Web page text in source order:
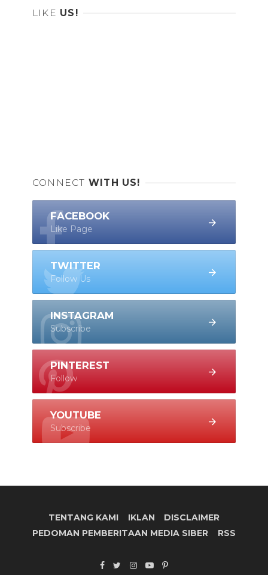
LIKE US!
CONNECT WITH US!
FACEBOOK
Like Page
TWITTER
Follow Us
INSTAGRAM
Subscribe
PINTEREST
Follow
YOUTUBE
Subscribe
TENTANG KAMI IKLAN
DISCLAIMER
PEDOMAN PEMBERITAAN MEDIA SIBER
RSS